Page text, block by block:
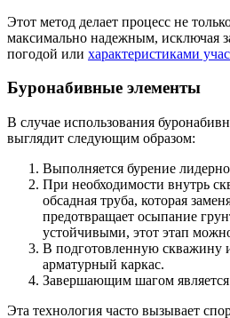
Этот метод делает процесс не
максимально надежным, исключая
погодой или характеристиками
Буронабивные элементы
В случае использования
выглядит следующим образом:
Выполняется бурение
При необходимости внутрь
обсадная труба, которая
предотвращает осыпание
устойчивыми, этот этап
В подготовленную скважину
арматурный каркас.
Завершающим шагом является
Эта технология часто вызывает